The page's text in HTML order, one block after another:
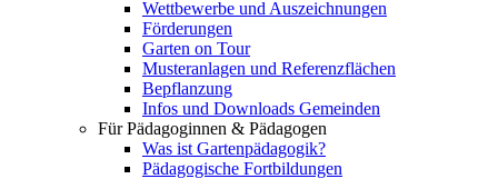
Wettbewerbe und Auszeichnungen
Förderungen
Garten on Tour
Musteranlagen und Referenzflächen
Bepflanzung
Infos und Downloads Gemeinden
Für Pädagoginnen & Pädagogen
Was ist Gartenpädagogik?
Pädagogische Fortbildungen